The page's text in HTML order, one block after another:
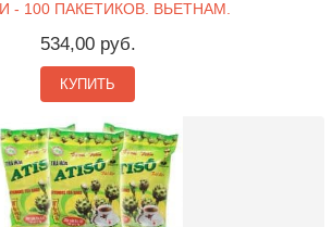
- 100 ПАКЕТИКОВ. ВЬЕТНАМ.
534,00 руб.
КУПИТЬ